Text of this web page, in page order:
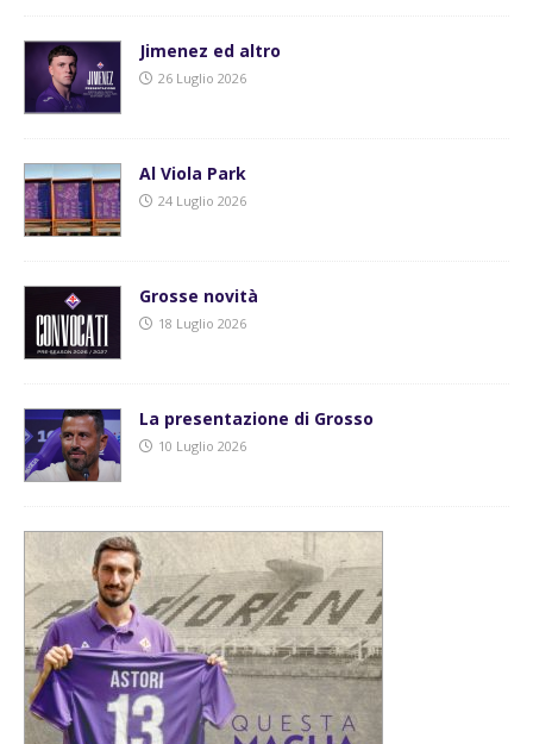
Jimenez ed altro
26 Luglio 2026
Al Viola Park
24 Luglio 2026
Grosse novità
18 Luglio 2026
La presentazione di Grosso
10 Luglio 2026